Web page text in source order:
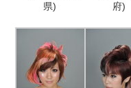
県)
府)